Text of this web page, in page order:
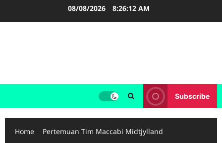
08/08/2026 8:26:13 AM
Subscribe
Home Pertemuan Tim Maccabi Midtjylland